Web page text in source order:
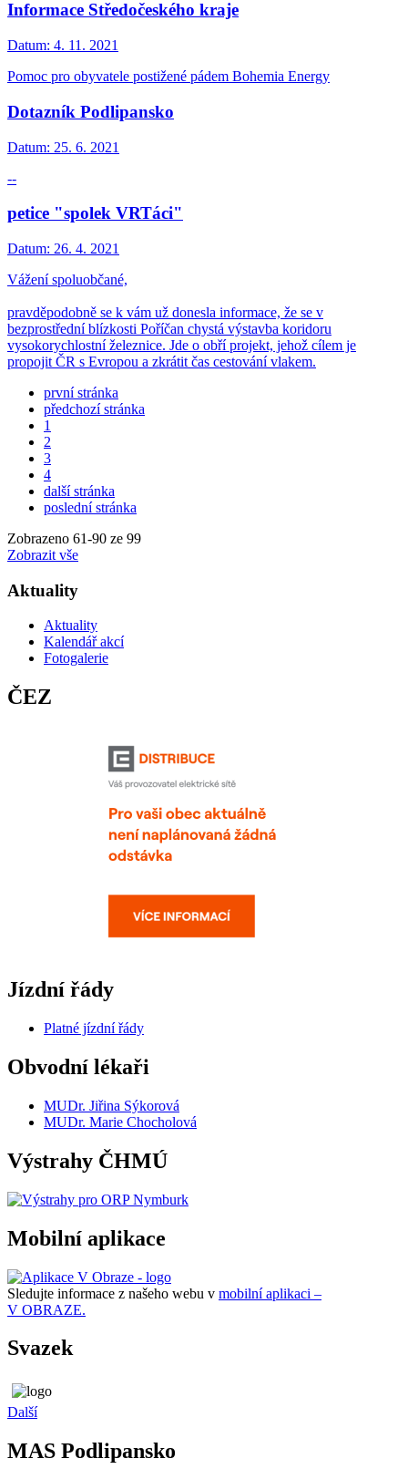
Informace Středočeského kraje
Datum: 4. 11. 2021
Pomoc pro obyvatele postižené pádem Bohemia Energy
Dotazník Podlipansko
Datum: 25. 6. 2021
--
petice "spolek VRTáci"
Datum: 26. 4. 2021
Vážení spoluobčané,
pravděpodobně se k vám už donesla informace, že se v
bezprostřední blízkosti Poříčan chystá výstavba koridoru
vysokorychlostní železnice. Jde o obří projekt, jehož cílem je
propojit ČR s Evropou a zkrátit čas cestování vlakem.
první stránka
předchozí stránka
1
2
3
4
další stránka
poslední stránka
Zobrazeno 61-90 ze 99
Zobrazit vše
Aktuality
Aktuality
Kalendář akcí
Fotogalerie
ČEZ
Jízdní řády
Platné jízdní řády
Obvodní lékaři
MUDr. Jiřina Sýkorová
MUDr. Marie Chocholová
Výstrahy ČHMÚ
Mobilní aplikace
Sledujte informace z našeho webu v mobilní aplikaci –
V OBRAZE.
Svazek
Další
MAS Podlipansko